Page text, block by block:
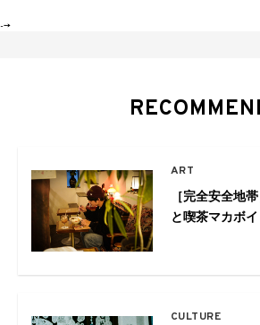
-->
ART
［完全安全地
と喫茶マカボイ
CULTURE